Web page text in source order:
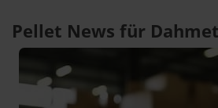
Pellet News für